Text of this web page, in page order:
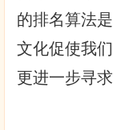
的排名算法
文化促使我
更进一步寻